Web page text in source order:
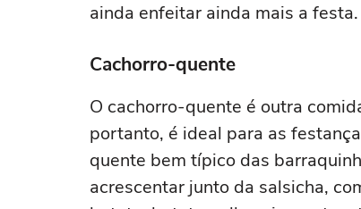
ainda enfeitar ainda mais a festa.
Cachorro-quente
O cachorro-quente é outra
portanto, é ideal para as
quente bem típico das
acrescentar junto da salsicha,